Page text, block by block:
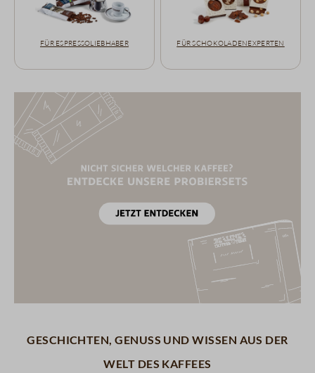
Für Espressoliebhaber Für Schokoladenexperten
Geschichten, Genuss und Wissen aus der
Welt des Kaffees